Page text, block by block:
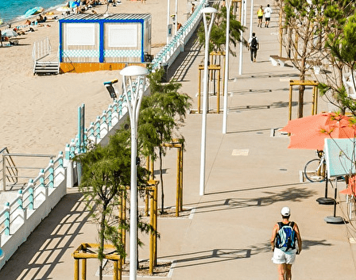
Exporter les lignes sélectionnées
Exporter toutes les colonnes
Exporter uniquement les colonnes affichées
Menu
>
AVF CANNES LA BOCCA
SON ENVIRONNEMENT
NOTRE MESSAGER MENSUEL
Ajoutez un logo, un bouton, des réseaux sociaux
Cliquez pour éditer